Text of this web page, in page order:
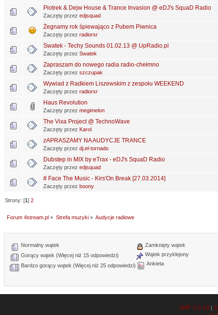
Piotrek & Dejw House & Trance Invasion @ eDJ's SquaD Radio
Zaczęty przez edjsquad
Żegnamy rok śpiewająco z Pubem Piwnica
Zaczęty przez radiorsr
Swatek - Techy Sounds 01.02.13 @ UpRadio.pl
Zaczęty przez Swatek
Zapraszam do nowego radia radio-chełmno
Zaczęty przez szczupak
Wywiad z Radkiem Liszewskim z zespołu WEEKEND
Zaczęty przez radiorsr
Haus Revolution
Zaczęty przez megimelon
The Vixa Project @ TechnoWave
Zaczęty przez Karol
zAPRASZAMY NA AUDYCJE TRANCE
Zaczęty przez dj.el-tornado
Dubstep in MIX by eTrax - eDJ's SquaD Radio
Zaczęty przez edjsquad
# Face The Music - Kirs'On Break [27.03.2014]
Zaczęty przez boony
Strony: [1]2
Forum 4stream.pl » Strefa muzyki» Audycje radiowe
Normalny wątek
Gorący wątek (Więcej niż 15 odpowiedzi)
Bardzo gorący wątek (Więcej niż 25 odpowiedzi)
Zamknięty wątek
Wątek przyklejony
Ankieta
SMF 2.0.19 |